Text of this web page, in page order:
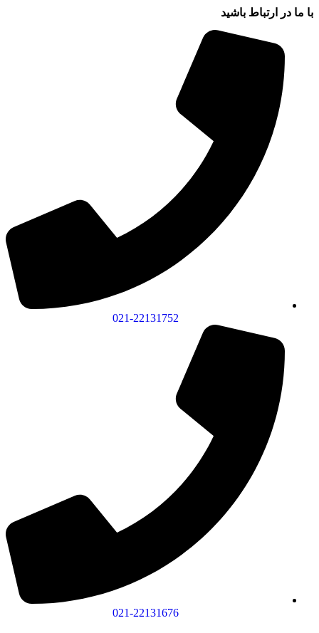
با ما در ارتباط باشید
021-22131752
021-22131676